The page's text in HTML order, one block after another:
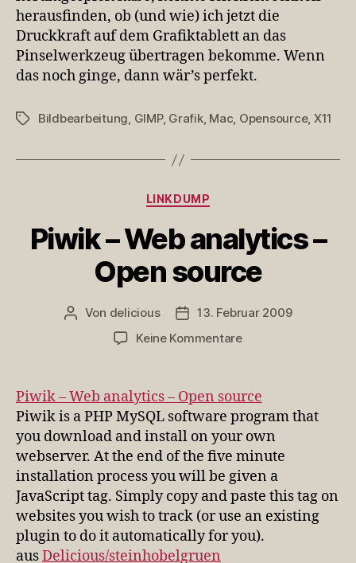
herausfinden, ob (und wie) ich jetzt die
Druckkraft auf dem Grafiktablett an das
Pinselwerkzeug übertragen bekomme. Wenn
das noch ginge, dann wär’s perfekt.
Schlagwörter
Bildbearbeitung, GIMP, Grafik, Mac, Opensource, X11
Kategorien
LINKDUMP
Piwik – Web analytics –
Open source
Beitragsautor
Von delicious Veröffentlichungsdatum
13. Februar 2009
Keine Kommentarezu
analytics
–
Open
source
Piwik – Web analytics – Open source
Piwik is a PHP MySQL software program that
you download and install on your own
webserver. At the end of the five minute
installation process you will be given a
JavaScript tag. Simply copy and paste this tag on
websites you wish to track (or use an existing
plugin to do it automatically for you).
ausDelicious/steinhobelgruen